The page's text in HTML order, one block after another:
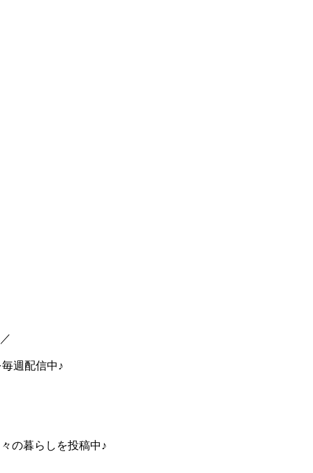
週配信中♪
の暮らしを投稿中♪